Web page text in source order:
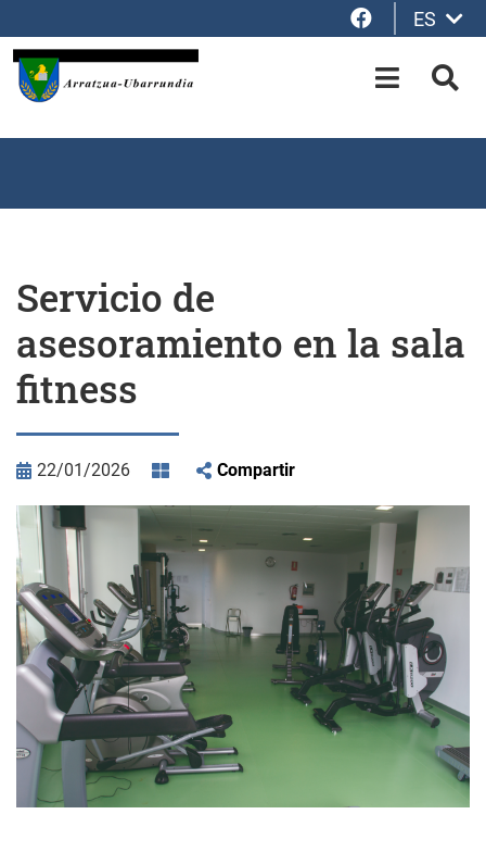
Facebook
ES
OPEN-
Servicio de
asesoramiento en la sala
fitness
22/01/2026 Compartir